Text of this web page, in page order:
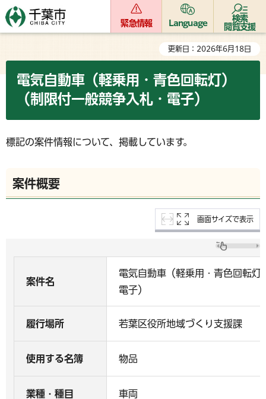
緊急情報 Language
検索
閲覧支援
更新日：2026年6月18日
電気自動車（軽乗用・青色回転灯）
（制限付一般競争入札・電子）
標記の案件情報について、掲載しています。
案件概要
画面サイズで表示
案件名
電気自動車（軽乗用・青色回転灯
電子）
履行場所 若葉区役所地域づくり支援課
使用する名簿 物品
業種・種目 車両